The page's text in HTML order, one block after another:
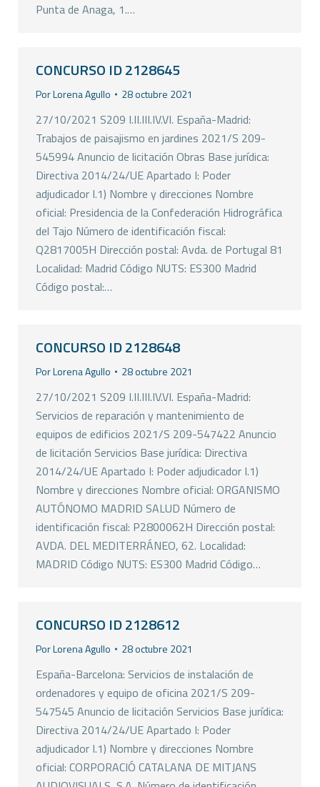
Punta de Anaga, 1.…
CONCURSO ID 2128645
PorLorena Agullo 28 octubre 2021
27/10/2021 S209 I.II.III.IV.VI. España-Madrid:
Trabajos de paisajismo en jardines 2021/S 209-
545994 Anuncio de licitación Obras Base jurídica:
Directiva 2014/24/UE Apartado I: Poder
adjudicador I.1) Nombre y direcciones Nombre
oficial: Presidencia de la Confederación Hidrográfica
del Tajo Número de identificación fiscal:
Q2817005H Dirección postal: Avda. de Portugal 81
Localidad: Madrid Código NUTS: ES300 Madrid
Código postal:…
CONCURSO ID 2128648
PorLorena Agullo 28 octubre 2021
27/10/2021 S209 I.II.III.IV.VI. España-Madrid:
Servicios de reparación y mantenimiento de
equipos de edificios 2021/S 209-547422 Anuncio
de licitación Servicios Base jurídica: Directiva
2014/24/UE Apartado I: Poder adjudicador I.1)
Nombre y direcciones Nombre oficial: ORGANISMO
AUTÓNOMO MADRID SALUD Número de
identificación fiscal: P2800062H Dirección postal:
AVDA. DEL MEDITERRÁNEO, 62. Localidad:
MADRID Código NUTS: ES300 Madrid Código…
CONCURSO ID 2128612
PorLorena Agullo 28 octubre 2021
España-Barcelona: Servicios de instalación de
ordenadores y equipo de oficina 2021/S 209-
547545 Anuncio de licitación Servicios Base jurídica:
Directiva 2014/24/UE Apartado I: Poder
adjudicador I.1) Nombre y direcciones Nombre
oficial: CORPORACIÓ CATALANA DE MITJANS